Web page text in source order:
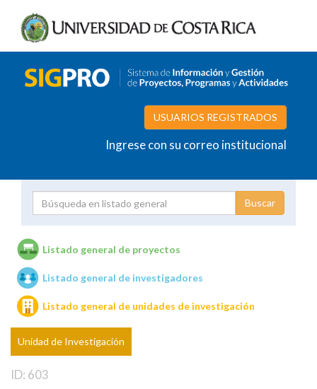
USUARIOS REGISTRADOS
Ingrese con su correo institucional
Unidades de investigación
Listado general de proyectos
Listado general de investigadores
Listado general de unidades de investigación
Unidad de Investigación
ID: 603